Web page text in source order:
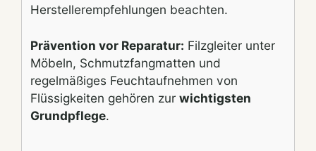
Herstellerempfehlungen beachten.
Prävention vor Reparatur: Filzgleiter unter
Möbeln, Schmutzfangmatten und
regelmäßiges Feuchtaufnehmen von
Flüssigkeiten gehören zur wichtigsten
Grundpflege.